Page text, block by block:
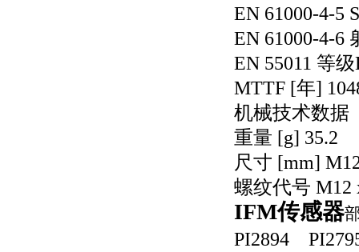
EN 61000-4-5
EN 61000-4-6
EN 55011 等
MTTF [年]
机械技术数据
重量 [g] 35.2
尺寸 [mm]
螺纹代号 M12
IFM传感器
PI2894